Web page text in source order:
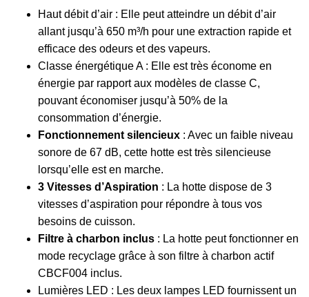
Haut débit d’air : Elle peut atteindre un débit d’air
allant jusqu’à 650 m³/h pour une extraction rapide et
efficace des odeurs et des vapeurs.
Classe énergétique A : Elle est très économe en
énergie par rapport aux modèles de classe C,
pouvant économiser jusqu’à 50% de la
consommation d’énergie.
Fonctionnement silencieux : Avec un faible niveau
sonore de 67 dB, cette hotte est très silencieuse
lorsqu’elle est en marche.
3 Vitesses d’Aspiration : La hotte dispose de 3
vitesses d’aspiration pour répondre à tous vos
besoins de cuisson.
Filtre à charbon inclus : La hotte peut fonctionner en
mode recyclage grâce à son filtre à charbon actif
CBCF004 inclus.
Lumières LED : Les deux lampes LED fournissent un